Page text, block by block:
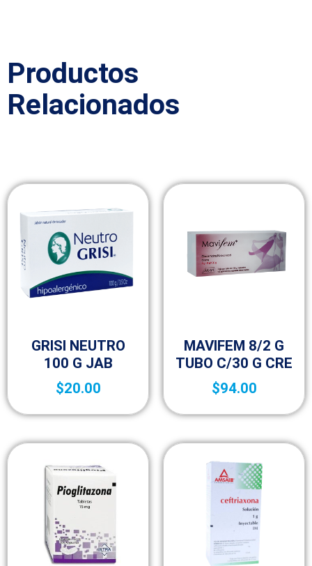
Productos
Relacionados
GRISI NEUTRO
100 G JAB
$20.00
MAVIFEM 8/2 G
TUBO C/30 G CRE
$94.00